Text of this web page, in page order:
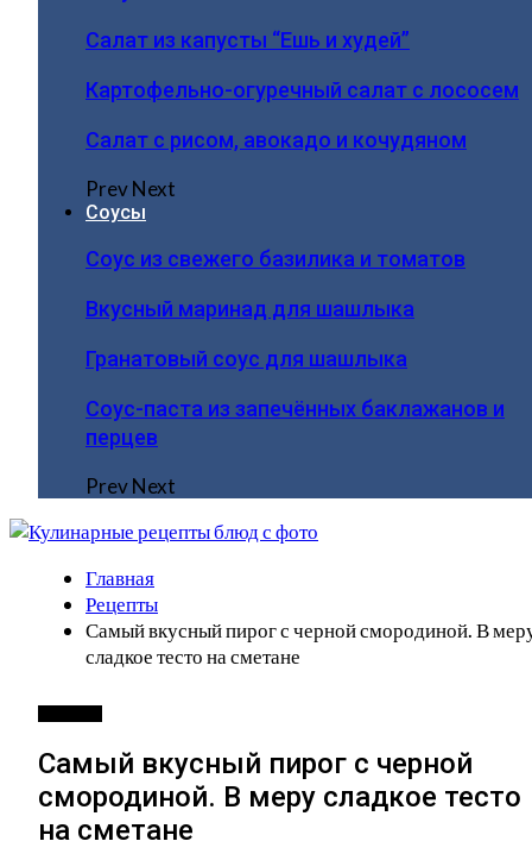
Салат из капусты “Ешь и худей”
Картофельно-огуречный салат с лососем
Салат с рисом, авокадо и кочудяном
PrevNext
Соусы
Соус из свежего базилика и томатов
Вкусный маринад для шашлыка
Гранатовый соус для шашлыка
Соус-паста из запечённых баклажанов и
перцев
PrevNext
Главная
Рецепты
Самый вкусный пирог с черной смородиной. В
сладкое тесто на сметане
Самый вкусный пирог с черной
смородиной. В меру сладкое тесто
на сметане